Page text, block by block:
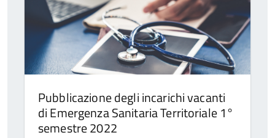
Pubblicazione degli incarichi vacanti
di Emergenza Sanitaria Territoriale 1°
semestre 2022